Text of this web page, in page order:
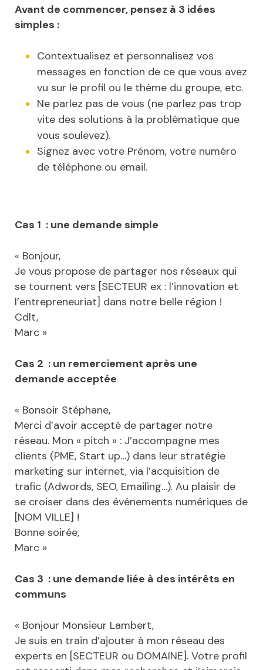
Avant de commencer, pensez à 3 idées
simples :
Contextualisez et personnalisez vos
messages en fonction de ce que vous avez
vu sur le profil ou le thème du groupe, etc.
Ne parlez pas de vous (ne parlez pas trop
vite des solutions à la problématique que
vous soulevez).
Signez avec votre Prénom, votre numéro
de téléphone ou email.
Cas 1 : une demande simple
« Bonjour,
Je vous propose de partager nos réseaux qui
se tournent vers [SECTEUR ex : l’innovation et
l’entrepreneuriat] dans notre belle région !
Cdlt,
Marc »
Cas 2 : un remerciement après une
demande acceptée
« Bonsoir Stéphane,
Merci d’avoir accepté de partager notre
réseau. Mon « pitch » : J’accompagne mes
clients (PME, Start up…) dans leur stratégie
marketing sur internet, via l’acquisition de
trafic (Adwords, SEO, Emailing…). Au plaisir de
se croiser dans des événements numériques de
[NOM VILLE] !
Bonne soirée,
Marc »
Cas 3 : une demande liée à des intérêts en
communs
« Bonjour Monsieur Lambert,
Je suis en train d’ajouter à mon réseau des
experts en [SECTEUR ou DOMAINE]. Votre profil